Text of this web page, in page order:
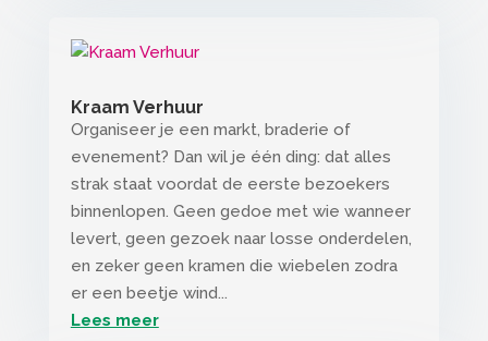
Kraam Verhuur
Organiseer je een markt, braderie of
evenement? Dan wil je één ding: dat alles
strak staat voordat de eerste bezoekers
binnenlopen. Geen gedoe met wie wanneer
levert, geen gezoek naar losse onderdelen,
en zeker geen kramen die wiebelen zodra
er een beetje wind...
Lees meer